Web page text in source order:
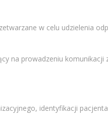
w celu udzielenia
na prowadzeniu
identyfikacji